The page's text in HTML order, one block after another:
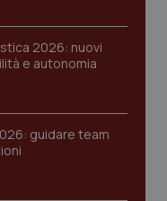
2026: nuovi
e autonomia
guidare team
CookieScript
www.quotidianosanita.it